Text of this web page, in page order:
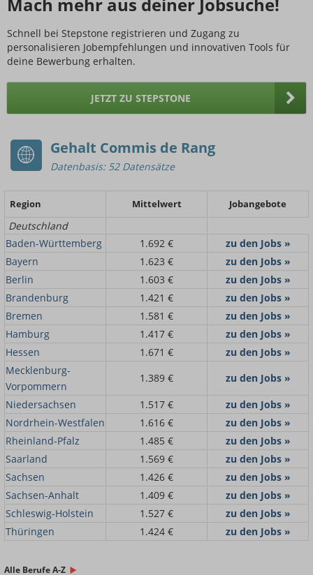
Schnell bei Stepstone registrieren und Zugang zu
personalisieren Jobempfehlungen und innovativen Tools für
deine Bewerbung erhalten.
JETZT ZU STEPSTONE
Gehalt Commis de Rang
Datenbasis: 52 Datensätze
Region Mittelwert Jobangebote
Deutschland
Baden-Württemberg
1.692 €
zu den Jobs »
Bayern
1.623 €
zu den Jobs »
Berlin
1.603 €
zu den Jobs »
Brandenburg
1.421 €
zu den Jobs »
Bremen
1.581 €
zu den Jobs »
Hamburg
1.417 €
zu den Jobs »
Hessen
1.671 €
zu den Jobs »
Mecklenburg-
Vorpommern
1.389 €
zu den Jobs »
Niedersachsen
1.517 €
zu den Jobs »
Nordrhein-Westfalen
1.616 €
zu den Jobs »
Rheinland-Pfalz
1.485 €
zu den Jobs »
Saarland
1.569 €
zu den Jobs »
Sachsen
1.426 €
zu den Jobs »
Sachsen-Anhalt
1.409 €
zu den Jobs »
Schleswig-Holstein
1.527 €
zu den Jobs »
Thüringen
1.424 € zu den Jobs »
Alle Berufe A-Z